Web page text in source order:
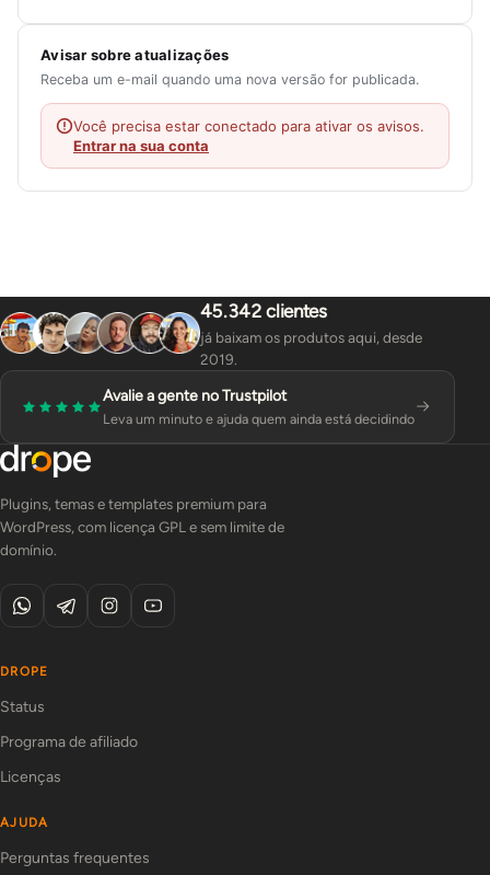
Avisar sobre atualizações
Receba um e-mail quando uma nova versão for publicada.
Você precisa estar conectado para ativar os avisos.
Entrar na sua conta
45.342 clientes
já baixam os produtos aqui, desde
2019.
Avalie a gente no Trustpilot
Leva um minuto e ajuda quem ainda está decidindo
Plugins, temas e templates premium para
WordPress, com licença GPL e sem limite de
domínio.
DROPE
Status
Programa de afiliado
Licenças
AJUDA
Perguntas frequentes